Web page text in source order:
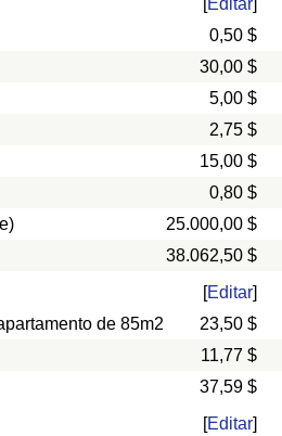
[Editar]
0,50 $
30,00 $
5,00 $
2,75 $
15,00 $
0,80 $
25.000,00 $
38.062,50 $
[Editar]
de 85m2
23,50 $
11,77 $
37,59 $
[Editar]